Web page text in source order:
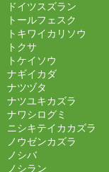
ドイツスズラン
トールフェスク
トキワイカリソウ
トクサ
トケイソウ
ナギイカダ
ナツヅタ
ナツユキカズラ
ナワシログミ
ニシキテイカカズラ
ノウゼンカズラ
ノシバ
ノシラン